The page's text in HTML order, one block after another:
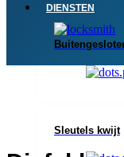
DIENSTEN
Sleutels kwijt